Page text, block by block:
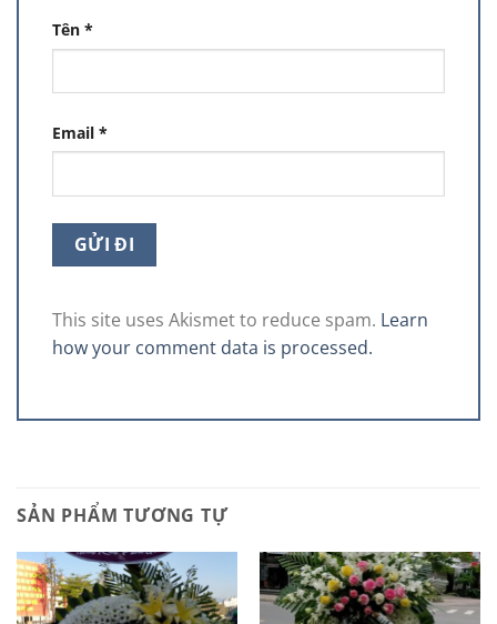
Tên *
Email *
This site uses Akismet to reduce spam. Learn
how your comment data is processed.
SẢN PHẨM TƯƠNG TỰ